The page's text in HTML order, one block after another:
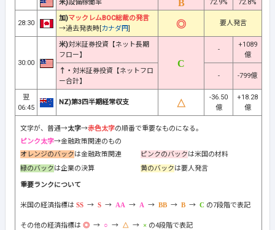
米)設備稼働率 72.9% 72.8%
28:30
加)マックレムBOC総裁の発言
→過去発表時[ カナダ円
要人発言
30:00
米)対米証券投資【ネット長期
フロー】
-
+1089
億
↑・ 対米証券投資【ネットフロ
ー合計】
- -799億
翌
06:45
NZ)第3四半期経常収支
-36.50
億
+18.28
億
文字が、普通→太字→赤色太字の順番で重要なものになる。
ピンク太字→金融政策関連のもの
オレンジのバックは金融政策関連 ピンクのバックは米国の材料
緑のバックは企業の決算 黄のバックは要人発言
重要ランクについて
米国の経済指標は → → → → → → の7段階で表記
その他の経済指標は → → → の4段階で表記